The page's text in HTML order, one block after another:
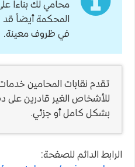
محامي لك بناءاً
المحكمة أيضاً
في ظروف معينة.
تقدم نقابات المحامين
للأشخاص الغير قادرين على
بشكل كامل أو جزئي.
الرابط الدائم للصفحة: